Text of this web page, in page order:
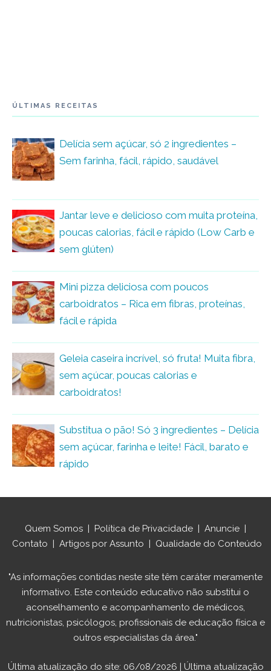
ÚLTIMAS RECEITAS
Delícia sem açúcar, só 2 ingredientes –
Sem farinha, fácil, rápido, saudável
Jantar leve e delicioso com muita proteína,
poucas calorias, fácil e rápido (Low Carb e
sem glúten)
Mini pizza deliciosa com poucos
carboidratos – Rica em fibras, proteínas,
fácil e rápida
Geleia caseira incrível, só fruta! Muita fibra,
sem açúcar, poucas calorias e
carboidratos!
Substitua o pão! Só 3 ingredientes – Delícia
sem açúcar, farinha e leite! Fácil, barato e
rápido
Quem Somos | Política de Privacidade | Anuncie |
Contato | Artigos por Assunto | Qualidade do Conteúdo
"As informações contidas neste site têm caráter meramente
informativo. Este conteúdo educativo não substitui o
aconselhamento e acompanhamento de médicos,
nutricionistas, psicólogos, profissionais de educação física e
outros especialistas da área."
Última atualização do site: 06/08/2026 | Última atualização